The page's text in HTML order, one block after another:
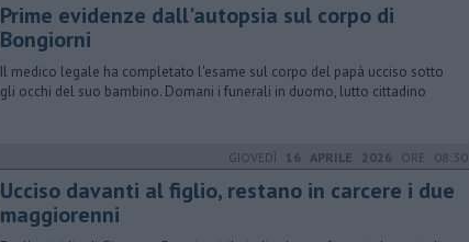
Prime evidenze dall'autopsia sul corpo di
Bongiorni
Il medico legale ha completato l'esame sul corpo del papà ucciso sotto
gli occhi del suo bambino. Domani i funerali in duomo, lutto cittadino
GIOVEDÌ 16 APRILE 2026 ORE 08:30
Ucciso davanti al figlio, restano in carcere i due
maggiorenni